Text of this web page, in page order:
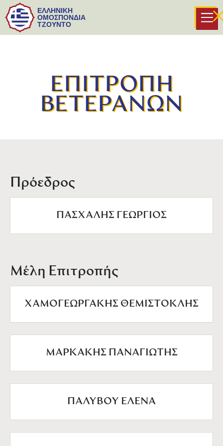
ΕΛΛΗΝΙΚΗ
ΟΜΟΣΠΟΝΔΙΑ
ΤΖΟΥΝΤΟ
ΕΠΙΤΡΟΠΗ
ΒΕΤΕΡΑΝΩΝ
Πρόεδρος
ΠΑΣΧΑΛΗΣ ΓΕΩΡΓΙΟΣ
Μέλη Επιτροπής
ΧΑΜΟΓΕΩΡΓΑΚΗΣ ΘΕΜΙΣΤΟΚΛΗΣ
ΜΑΡΚΑΚΗΣ ΠΑΝΑΓΙΩΤΗΣ
ΠΑΛΥΒΟΥ ΕΛΕΝΑ